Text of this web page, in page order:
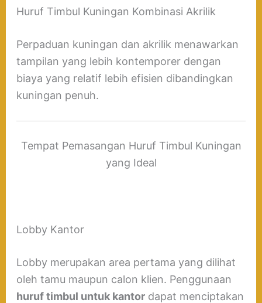
Huruf Timbul Kuningan Kombinasi Akrilik
Perpaduan kuningan dan akrilik menawarkan
tampilan yang lebih kontemporer dengan
biaya yang relatif lebih efisien dibandingkan
kuningan penuh.
Tempat Pemasangan Huruf Timbul Kuningan
yang Ideal
Lobby Kantor
Lobby merupakan area pertama yang dilihat
oleh tamu maupun calon klien. Penggunaan
huruf timbul untuk kantordapat menciptakan